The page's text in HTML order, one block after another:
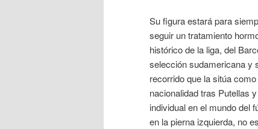
Su figura estará para
seguir un tratamiento
histórico de la liga, del
selección sudamericana y
recorrido que la sitúa
nacionalidad tras Putellas
individual en el mundo del
en la pierna izquierda, no